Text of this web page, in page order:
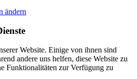
ändern
Website. Einige von ihnen sind
andere uns helfen, diese Website zu
Funktionalitäten zur Verfügung zu